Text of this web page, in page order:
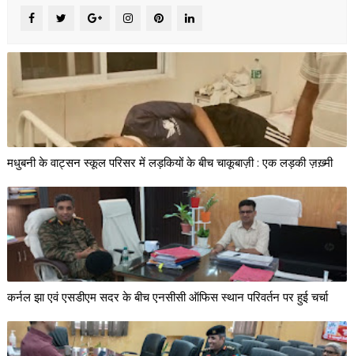
मधुबनी के वाट्सन स्कूल परिसर में लड़कियों के बीच चाकूबाज़ी : एक लड़की ज़ख़्मी
कर्नल झा एवं एसडीएम सदर के बीच एनसीसी ऑफिस स्थान परिवर्तन पर हुई चर्चा